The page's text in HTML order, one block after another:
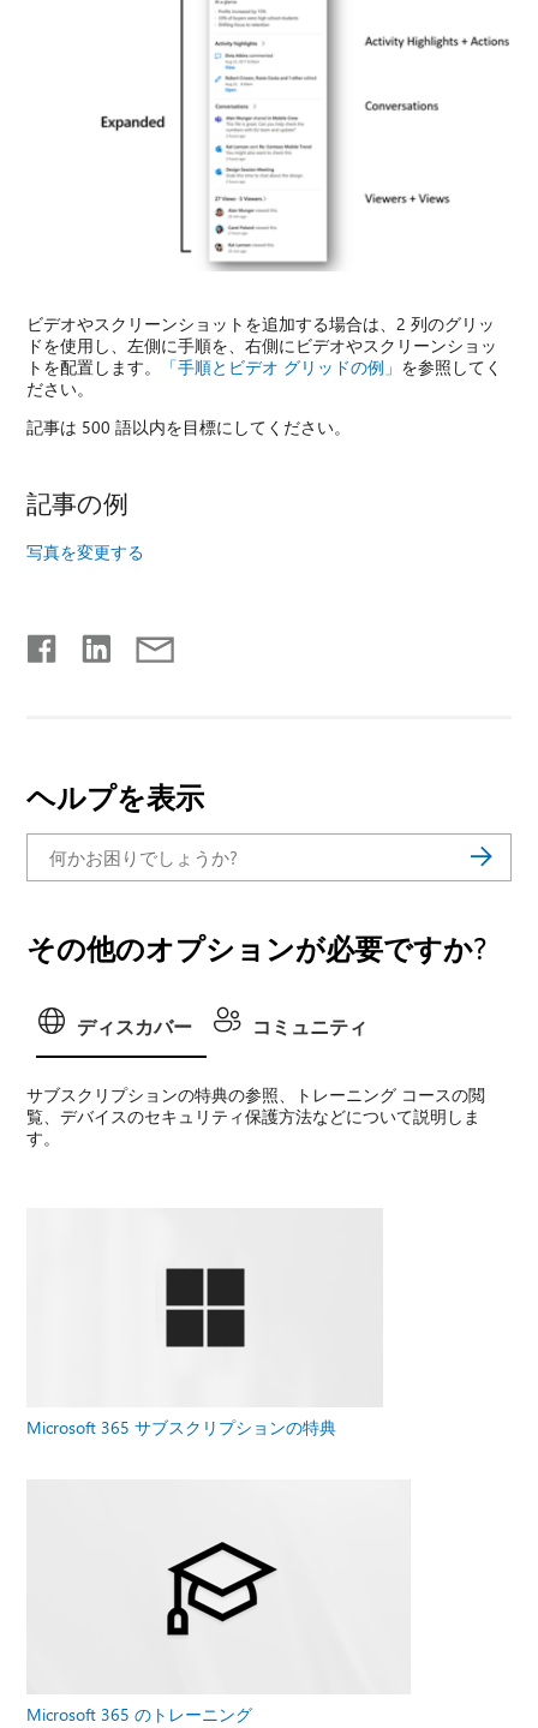
ビデオやスクリーンショットを追加する場合は、2 列のグリッ
ドを使用し、左側に手順を、右側にビデオやスクリーンショッ
トを配置します。
「手順とビデオ グリッドの例」 を参照してく
ださい。
記事は 500 語以内を目標にしてください。
記事の例
写真を変更する
ヘルプを表示
その他のオプションが必要ですか?
ディスカバー コミュニティ
サブスクリプションの特典の参照、トレーニング コースの閲
覧、デバイスのセキュリティ保護方法などについて説明しま
す。
Microsoft 365 サブスクリプションの特典
Microsoft 365 のトレーニング